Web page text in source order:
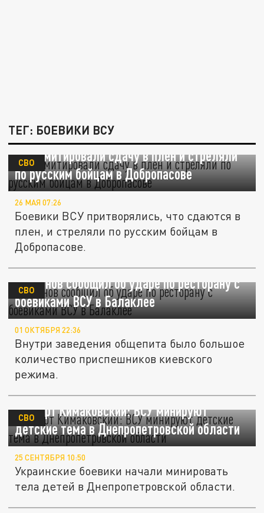
ТЕГ: БОЕВИКИ ВСУ
ВСУ имитировали сдачу в плен и стреляли
по русским бойцам в Добропасове
СВО
26 МАЯ 07:26
Боевики ВСУ притворялись, что сдаются в
плен, и стреляли по русским бойцам в
Добропасове.
Безсонов сообщил об ударе по ресторану с
боевиками ВСУ в Балаклее
СВО
01 ОКТЯБРЯ 22:36
Внутри заведения общепита было большое
количество приспешников киевского
режима.
Эксперт Кимаковский: ВСУ минируют
детские тема в Днепропетровской области
СВО
25 СЕНТЯБРЯ 10:50
Украинские боевики начали минировать
тела детей в Днепропетровской области.